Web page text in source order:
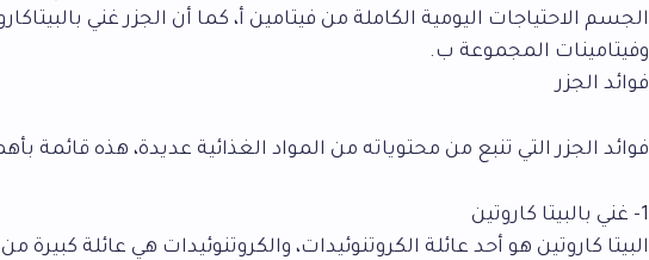
الجسم الاحتياجات اليومية الكاملة من فيتامين أ، كما أن الجزر غني
وفيتامينات المجموعة ب.
فوائد الجزر
فوائد الجزر التي تنبع من محتوياته من المواد الغذائية عديدة، هذه قائمة
1- غني بالبيتا كاروتين
البيتا كاروتين هو أحد عائلة الكروتنوئيدات، والكروتنوئيدات هي عائلة كبيرة